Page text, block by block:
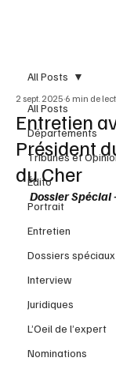
All Posts
Départements
Tribunes et
Édito
Portrait
Entretien
Dossiers spéciaux
Interview
Juridiques
L’Oeil de l’expert
Nominations
All Posts
Entretien
Président
du Cher
2 sept. 2025 6 min de
Dossier